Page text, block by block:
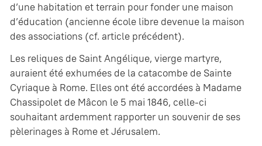
d’une habitation et terrain pour fonder une maison
d’éducation (ancienne école libre devenue la maison
des associations (cf. article précédent).
Les reliques de Saint Angélique, vierge martyre,
auraient été exhumées de la catacombe de Sainte
Cyriaque à Rome. Elles ont été accordées à Madame
Chassipolet de Mâcon le 5 mai 1846, celle-ci
souhaitant ardemment rapporter un souvenir de ses
pèlerinages à Rome et Jérusalem.